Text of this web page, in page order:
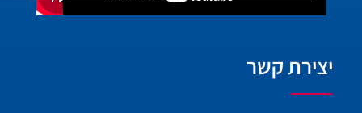
יצירת קשר